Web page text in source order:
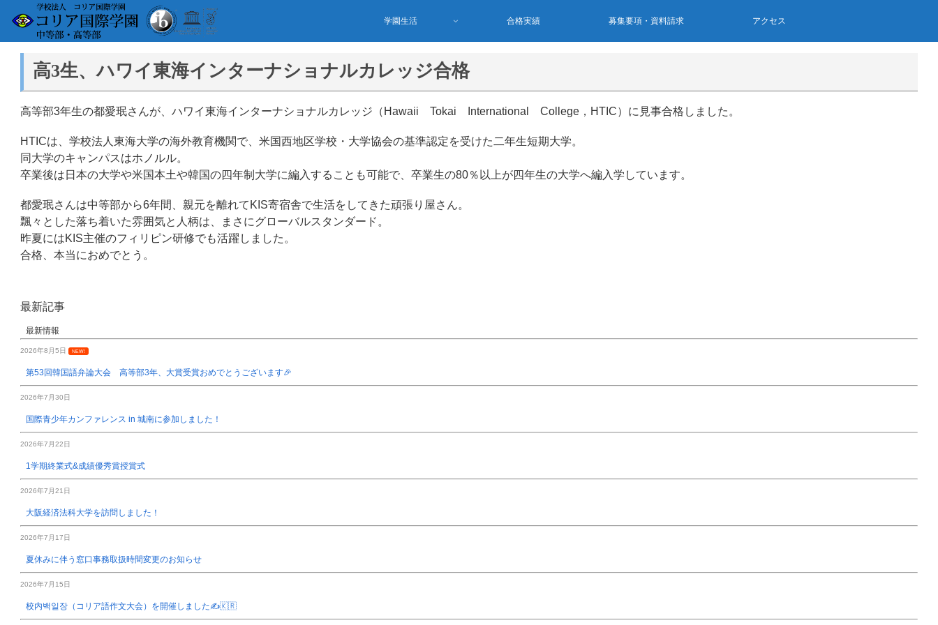
学園生活 合格実績 募集要項・資料請求 アクセス
高3生、ハワイ東海インターナショナルカレッジ合格
高等部3年生の都愛珉さんが、ハワイ東海インターナショナルカレッジ（Hawaii Tokai International College，HTIC）に見事合格しました。
HTICは、学校法人東海大学の海外教育機関で、米国西地区学校・大学協会の基準認定を受けた二年生短期大学。
同大学のキャンパスはホノルル。
卒業後は日本の大学や米国本土や韓国の四年制大学に編入することも可能で、卒業生の80％以上が四年生の大学へ編入学しています。
都愛珉さんは中等部から6年間、親元を離れてKIS寄宿舎で生活をしてきた頑張り屋さん。
飄々とした落ち着いた雰囲気と人柄は、まさにグローバルスタンダード。
昨夏にはKIS主催のフィリピン研修でも活躍しました。
合格、本当におめでとう。
最新記事
最新情報
2026年8月5日 NEW!
第53回韓国語弁論大会 高等部3年、大賞受賞おめでとうございます🎉
2026年7月30日
国際青少年カンファレンス in 城南に参加しました！
2026年7月22日
1学期終業式&成績優秀賞授賞式
2026年7月21日
大阪経済法科大学を訪問しました！
2026年7月17日
夏休みに伴う窓口事務取扱時間変更のお知らせ
2026年7月15日
校内백일장（コリア語作文大会）を開催しました✍️🇰🇷